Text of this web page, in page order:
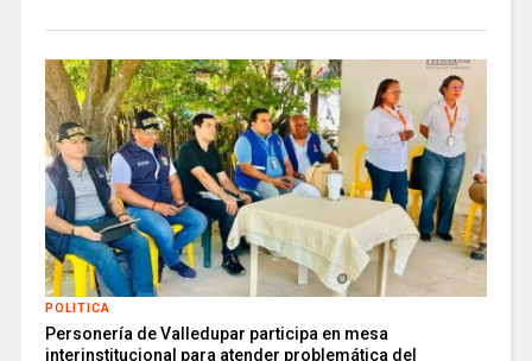
POLITICA
Personería de Valledupar participa en mesa
interinstitucional para atender problemática del